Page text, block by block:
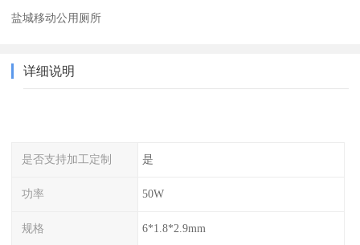
盐城移动公用厕所
详细说明
是否支持加工定制 是
功率 50W
规格 6*1.8*2.9mm